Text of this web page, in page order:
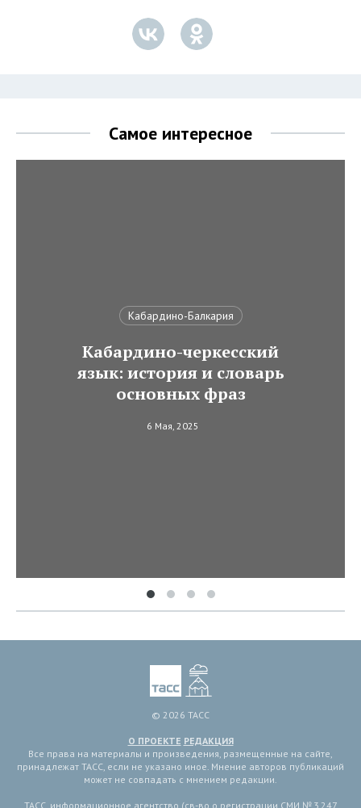
Самое интересное
Кабардино-Балкария
Кабардино-черкесский
язык: история и словарь
основных фраз
6 Мая, 2025
© 2026 ТАСС
О ПРОЕКТЕ РЕДАКЦИЯ
Все права на материалы и произведения, размещенные на сайте,
принадлежат ТАСС, если не указано иное. Мнение авторов публикаций
может не совпадать с мнением редакции.
ТАСС, информационное агентство (св-во о регистрации СМИ № 3 247